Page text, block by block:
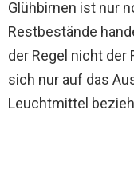
Glühbirnen ist nur
Restbestände
der Regel nicht der
sich nur auf das
Leuchtmittel